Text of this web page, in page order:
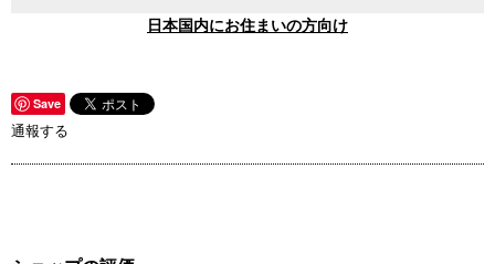
日本国内にお住まいの方向け
Save
通報する